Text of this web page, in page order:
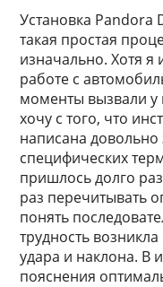
Установка Pandora
такая простая
изначально. Хотя
работе с
моменты вызвали у
хочу с того, что
написана
специфических
пришлось долго
раз перечитывать
понять
трудность
удара и наклона. В
пояснения